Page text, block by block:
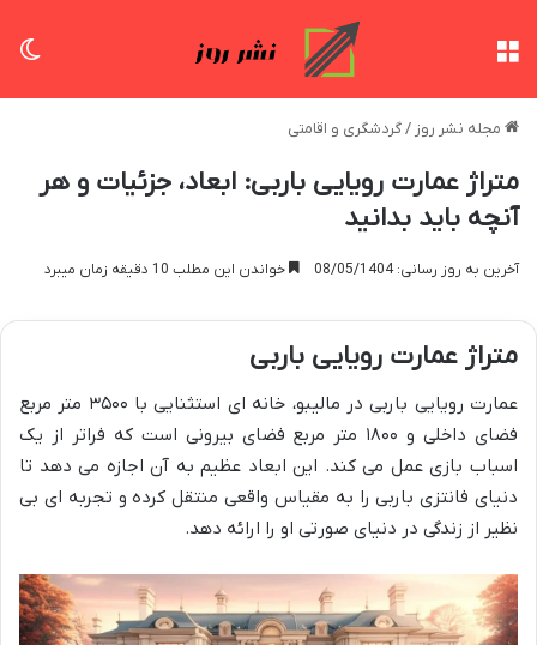
مجله نشر روز /گردشگری و اقامتی
متراژ عمارت رویایی باربی: ابعاد، جزئیات و هر
آنچه باید بدانید
آخرین به روز رسانی: 08/05/1404 خواندن این مطلب 10 دقیقه زمان میبرد
متراژ عمارت رویایی باربی
عمارت رویایی باربی در مالیبو، خانه ای استثنایی با ۳۵۰۰ متر مربع
فضای داخلی و ۱۸۰۰ متر مربع فضای بیرونی است که فراتر از یک
اسباب بازی عمل می کند. این ابعاد عظیم به آن اجازه می دهد تا
دنیای فانتزی باربی را به مقیاس واقعی منتقل کرده و تجربه ای بی
نظیر از زندگی در دنیای صورتی او را ارائه دهد.